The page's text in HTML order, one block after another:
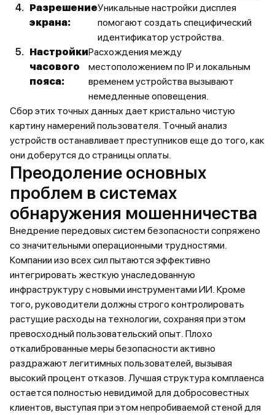
Разрешение
экрана:
Уникальные настройки дисплея
помогают создать специфический
идентификатор устройства.
Настройки
часового
пояса:
Расхождения между
местоположением по IP и локальным
временем устройства вызывают
немедленные оповещения.
Сбор этих точных данных дает кристально чистую
картину намерений пользователя. Точный анализ
устройств останавливает преступников еще до того, как
они доберутся до страницы оплаты.
Преодоление основных
проблем в системах
обнаружения мошенничества
Внедрение передовых систем безопасности сопряжено
со значительными операционными трудностями.
Компании изо всех сил пытаются эффективно
интегрировать жесткую унаследованную
инфраструктуру с новыми инструментами ИИ. Кроме
того, руководители должны строго контролировать
растущие расходы на технологии, сохраняя при этом
превосходный пользовательский опыт. Плохо
откалиброванные меры безопасности активно
раздражают легитимных пользователей, вызывая
высокий процент отказов. Лучшая структура комплаенса
остается полностью невидимой для добросовестных
клиентов, выступая при этом непробиваемой стеной для